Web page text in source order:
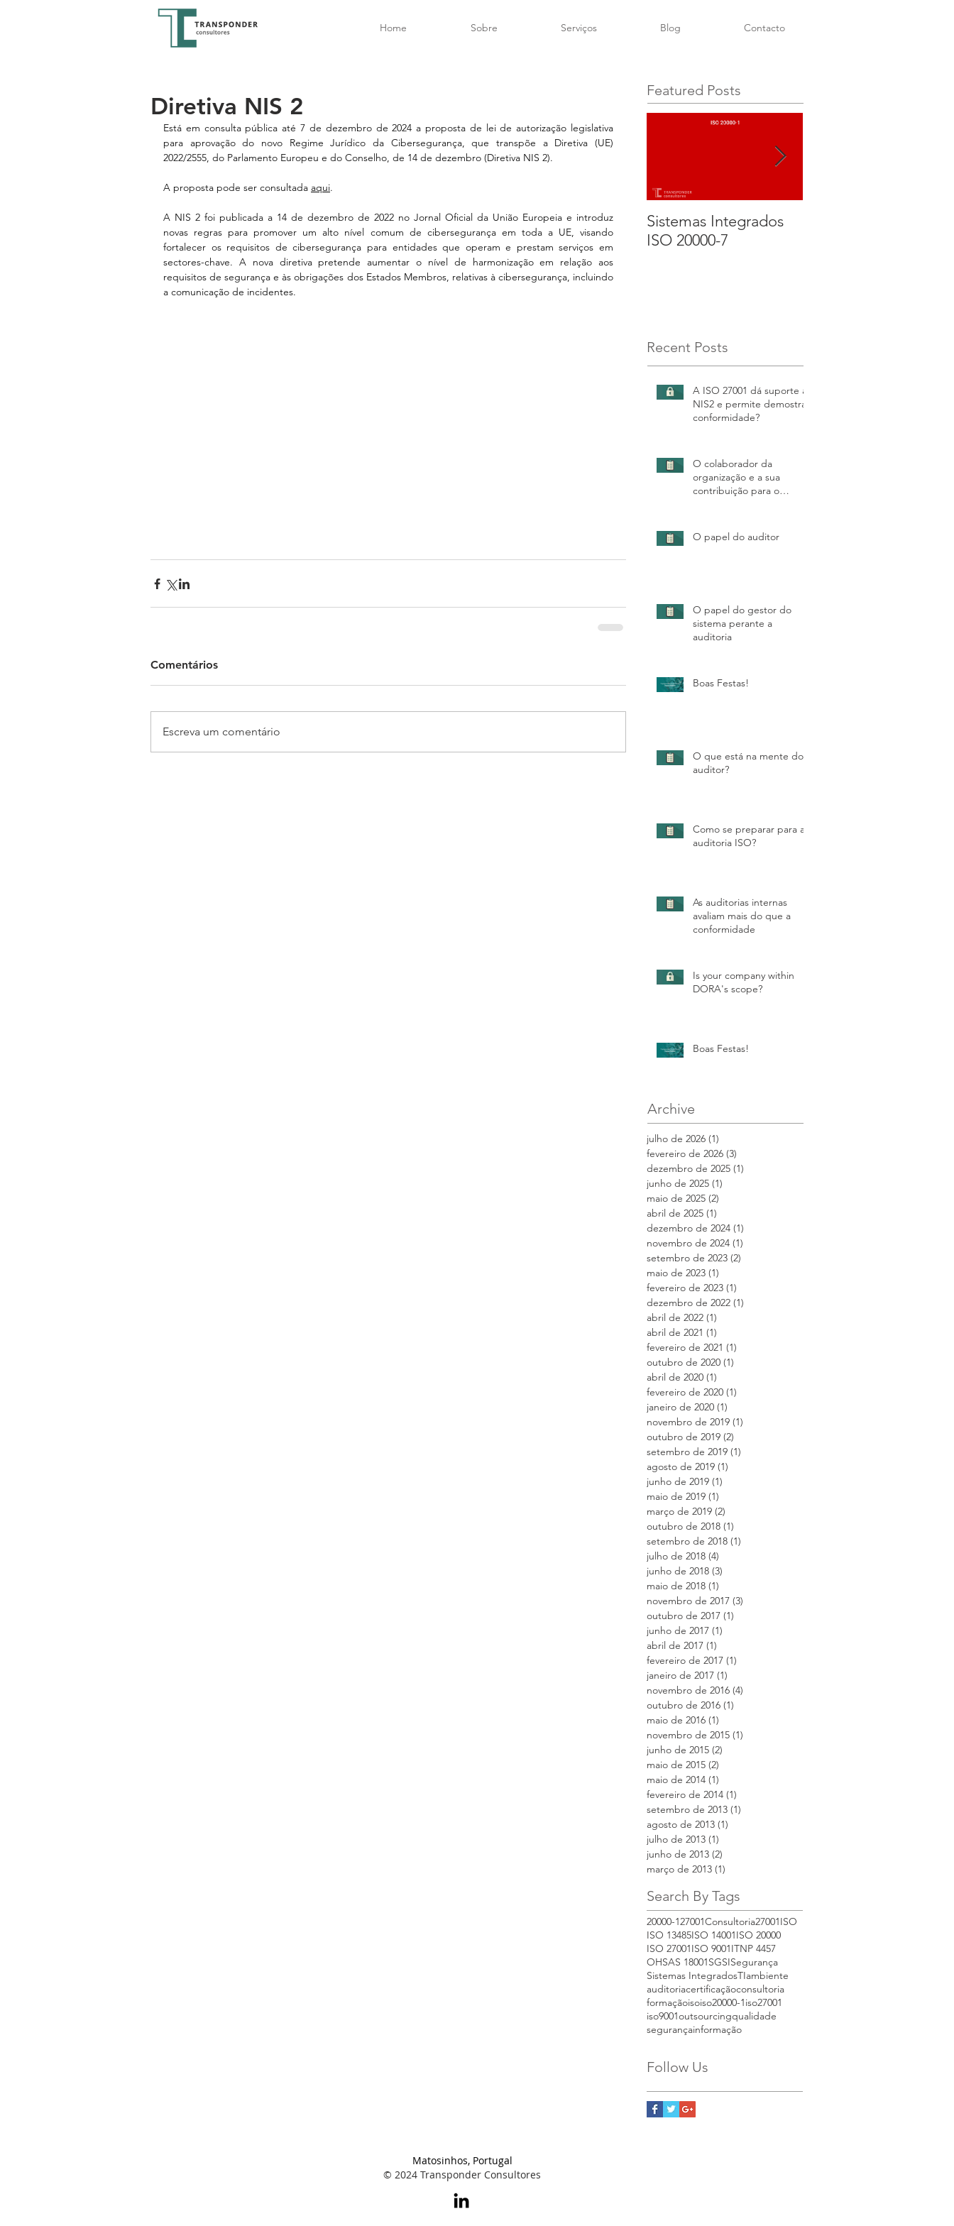
Home Sobre Serviços Blog Contacto
Diretiva NIS 2
Está em consulta pública até 7 de dezembro de 2024 a proposta de lei de autorização legislativa
para aprovação do novo Regime Jurídico da Cibersegurança, que transpõe a Diretiva (UE)
2022/2555, do Parlamento Europeu e do Conselho, de 14 de dezembro (Diretiva NIS 2).
A proposta pode ser consultada aqui.
A NIS 2 foi publicada a 14 de dezembro de 2022 no Jornal Oficial da União Europeia e introduz
novas regras para promover um alto nível comum de cibersegurança em toda a UE, visando
fortalecer os requisitos de cibersegurança para entidades que operam e prestam serviços em
sectores-chave. A nova diretiva pretende aumentar o nível de harmonização em relação aos
requisitos de segurança e às obrigações dos Estados Membros, relativas à cibersegurança, incluindo
a comunicação de incidentes.
Comentários
Escreva um comentário
Featured Posts
Sistemas Integrados
ISO 20000-7
Recent Posts
A ISO 27001 dá suporte à
NIS2 e permite demostrar
conformidade?
O colaborador da
organização e a sua
contribuição para o
O papel do auditor
O papel do gestor do
sistema perante a
auditoria
Boas Festas!
O que está na mente do
auditor?
Como se preparar para a
auditoria ISO?
As auditorias internas
avaliam mais do que a
conformidade
Is your company within
DORA's scope?
Boas Festas!
Archive
julho de 2026 (1)
fevereiro de 2026 (3)
dezembro de 2025 (1)
junho de 2025 (1)
maio de 2025 (2)
abril de 2025 (1)
dezembro de 2024 (1)
novembro de 2024 (1)
setembro de 2023 (2)
maio de 2023 (1)
fevereiro de 2023 (1)
dezembro de 2022 (1)
abril de 2022 (1)
abril de 2021 (1)
fevereiro de 2021 (1)
outubro de 2020 (1)
abril de 2020 (1)
fevereiro de 2020 (1)
janeiro de 2020 (1)
novembro de 2019 (1)
outubro de 2019 (2)
setembro de 2019 (1)
agosto de 2019 (1)
junho de 2019 (1)
maio de 2019 (1)
março de 2019 (2)
outubro de 2018 (1)
setembro de 2018 (1)
julho de 2018 (4)
junho de 2018 (3)
maio de 2018 (1)
novembro de 2017 (3)
outubro de 2017 (1)
junho de 2017 (1)
abril de 2017 (1)
fevereiro de 2017 (1)
janeiro de 2017 (1)
novembro de 2016 (4)
outubro de 2016 (1)
maio de 2016 (1)
novembro de 2015 (1)
junho de 2015 (2)
maio de 2015 (2)
maio de 2014 (1)
fevereiro de 2014 (1)
setembro de 2013 (1)
agosto de 2013 (1)
julho de 2013 (1)
junho de 2013 (2)
março de 2013 (1)
Search By Tags
20000-127001Consultoria27001ISO
ISO 13485ISO 14001ISO 20000
ISO 27001ISO 9001ITNP 4457
OHSAS 18001SGSISegurança
Sistemas IntegradosTIambiente
auditoriacertificaçãoconsultoria
formaçãoisoiso20000-1iso27001
iso9001outsourcingqualidade
segurançainformação
Follow Us
Matosinhos, Portugal
© 2024 Transponder Consultores